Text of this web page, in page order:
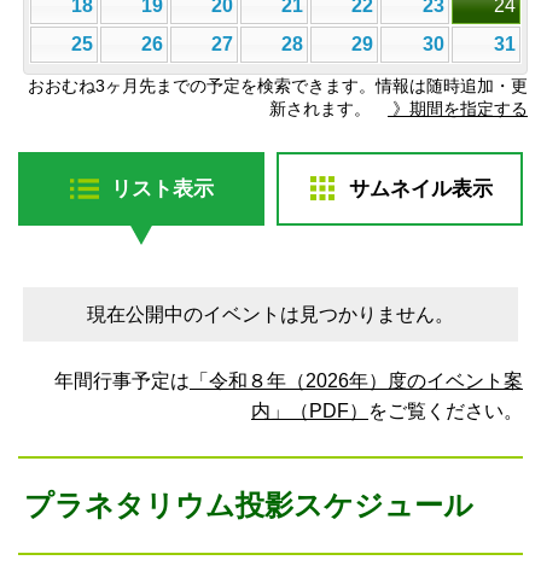
18
19 20 21 22 23
24
25
26 27 28 29 30 31
おおむね3ヶ月先までの予定を検索できます。情報は随時追加・更
新されます。
》期間を指定する
リスト表示 サムネイル表示
現在公開中のイベントは見つかりません。
年間行事予定は 「令和８年（2026年）度のイベント案
内」（PDF）
をご覧ください。
プラネタリウム投影スケジュール